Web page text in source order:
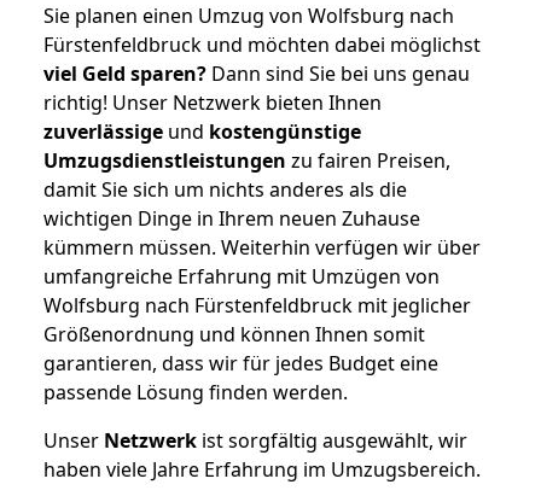
Sie planen einen Umzug von Wolfsburg nach
Fürstenfeldbruck und möchten dabei möglichst
viel Geld sparen? Dann sind Sie bei uns genau
richtig! Unser Netzwerk bieten Ihnen
zuverlässige und kostengünstige
Umzugsdienstleistungen zu fairen Preisen,
damit Sie sich um nichts anderes als die
wichtigen Dinge in Ihrem neuen Zuhause
kümmern müssen. Weiterhin verfügen wir über
umfangreiche Erfahrung mit Umzügen von
Wolfsburg nach Fürstenfeldbruck mit jeglicher
Größenordnung und können Ihnen somit
garantieren, dass wir für jedes Budget eine
passende Lösung finden werden.
Unser Netzwerk ist sorgfältig ausgewählt, wir
haben viele Jahre Erfahrung im Umzugsbereich.